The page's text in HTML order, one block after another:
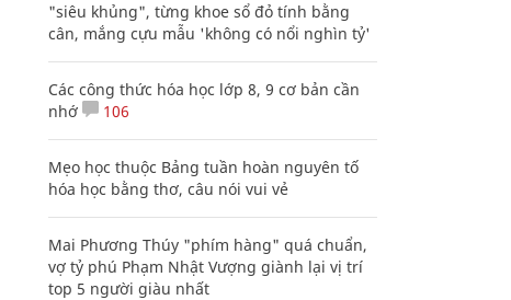
"siêu khủng", từng khoe sổ đỏ tính bằng
cân, mắng cựu mẫu 'không có nổi nghìn tỷ'
Các công thức hóa học lớp 8, 9 cơ bản cần
nhớ
106
Mẹo học thuộc Bảng tuần hoàn nguyên tố
hóa học bằng thơ, câu nói vui vẻ
Mai Phương Thúy "phím hàng" quá chuẩn,
vợ tỷ phú Phạm Nhật Vượng giành lại vị trí
top 5 người giàu nhất